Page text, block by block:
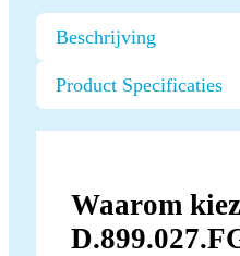
Beschrijving
Product Specificaties
Waarom